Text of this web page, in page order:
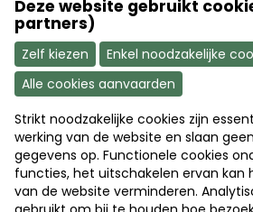
Aanmelden
Disclaimer
Deze website gebruikt
partners)
Zelf kiezen
Enkel noodzakelijke
Alle cookies aanvaarden
Strikt noodzakelijke cookies zijn
werking van de website en slaan
gegevens op. Functionele cookies
functies, het uitschakelen ervan kan
van de website verminderen.